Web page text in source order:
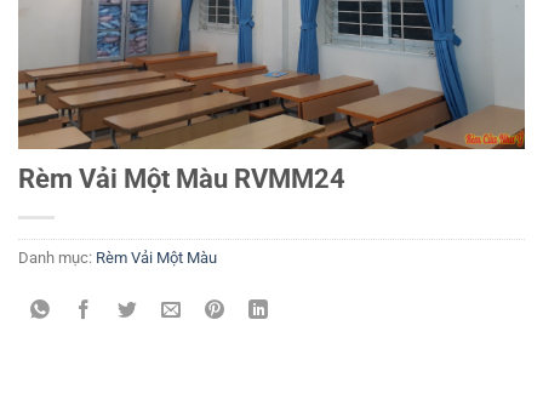
Rèm Vải Một Màu RVMM24
Danh mục: Rèm Vải Một Màu